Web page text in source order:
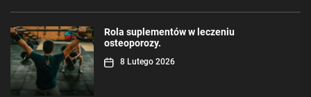
Rola suplementów w leczeniu
osteoporozy.
8 Lutego 2026